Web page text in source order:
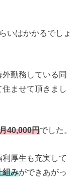
いはかかるでしょ
勤務している同
ませて頂きまし
40,000円でした。
厚生も充実して
組みができあがっ